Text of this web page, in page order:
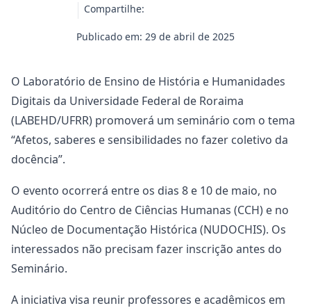
Publicado em: 29 de abril de 2025
Compartilhe:
O Laboratório de Ensino de História e Humanidades
Digitais da Universidade Federal de Roraima
(LABEHD/UFRR) promoverá um seminário com o tema
“Afetos, saberes e sensibilidades no fazer coletivo da
docência”.
O evento ocorrerá entre os dias 8 e 10 de maio, no
Auditório do Centro de Ciências Humanas (CCH) e no
Núcleo de Documentação Histórica (NUDOCHIS). Os
interessados não precisam fazer inscrição antes do
Seminário.
A iniciativa visa reunir professores e acadêmicos em